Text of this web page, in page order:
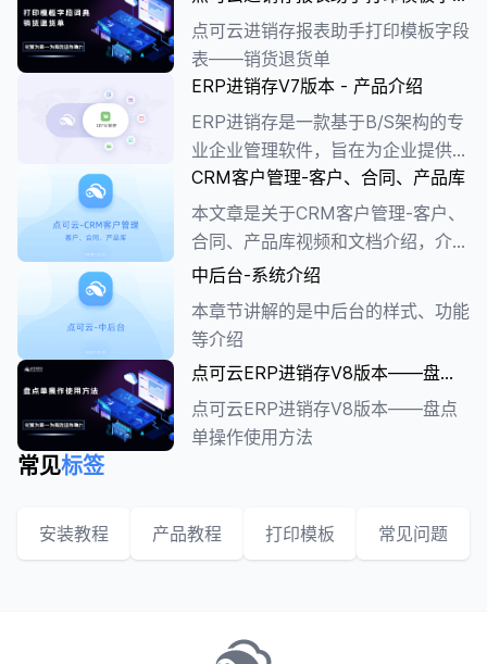
表——销货退货单
点可云进销存报表助手打印模板字段
表——销货退货单
ERP进销存V7版本 - 产品介绍
ERP进销存是一款基于B/S架构的专
业企业管理软件，旨在为企业提供全
面的进销存管理和流程优化。该软件
提供了采购管理、销售管理、库存管
理、财务管理等多个模块，可以帮助
企业实现从采购到销售全过程的管理
平。
CRM客户管理-客户、合同、产品库
本文章是关于CRM客户管理-客户、
合同、产品库视频和文档介绍，介绍
了客户的新增、管理以及在用户客户
平台、公海库、回收站的转移，合同
及模板的管理介绍。
中后台-系统介绍
本章节讲解的是中后台的样式、功能
等介绍
点可云ERP进销存V8版本——盘点
单操作使用方法
点可云ERP进销存V8版本——盘点
单操作使用方法
常见标签
安装教程 产品教程 打印模板 常见问题